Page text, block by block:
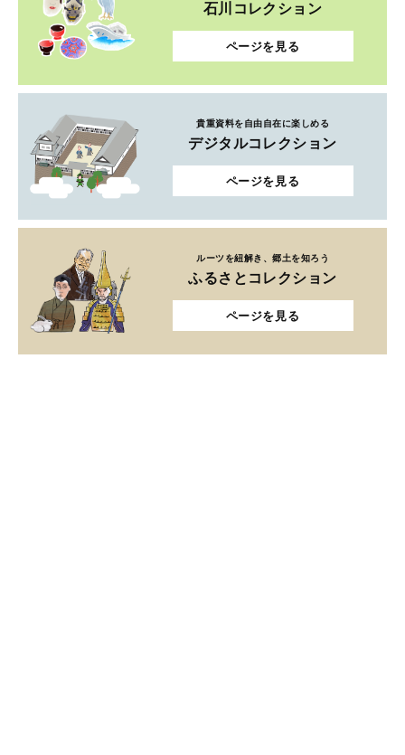
石川コレクション
ページを見る
貴重資料を自由自在に楽しめる
デジタルコレクション
ページを見る
ルーツを紐解き、郷土を知ろう
ふるさとコレクション
ページを見る